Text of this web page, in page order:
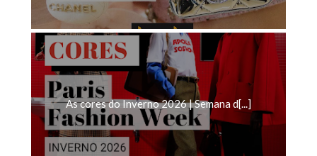
As cores do Inverno 2026 | Semana d[...]